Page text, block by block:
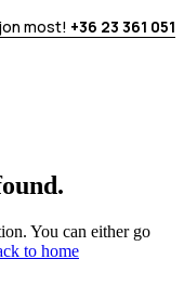
most! +36 23 361 051
You can either go
to home